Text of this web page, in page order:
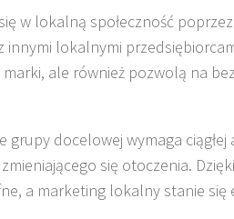
w lokalną społeczność
lokalnymi
ale również pozwolą na
grupy docelowej wymaga
się otoczenia.
a marketing lokalny stanie się